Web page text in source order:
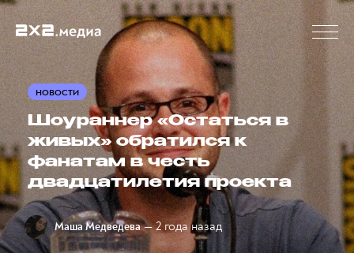
НОВОСТИ
Шоураннер «Остаться в
живых» обратился к
фанатам в честь
двадцатилетия проекта
Маша Медведева — 2 года назад